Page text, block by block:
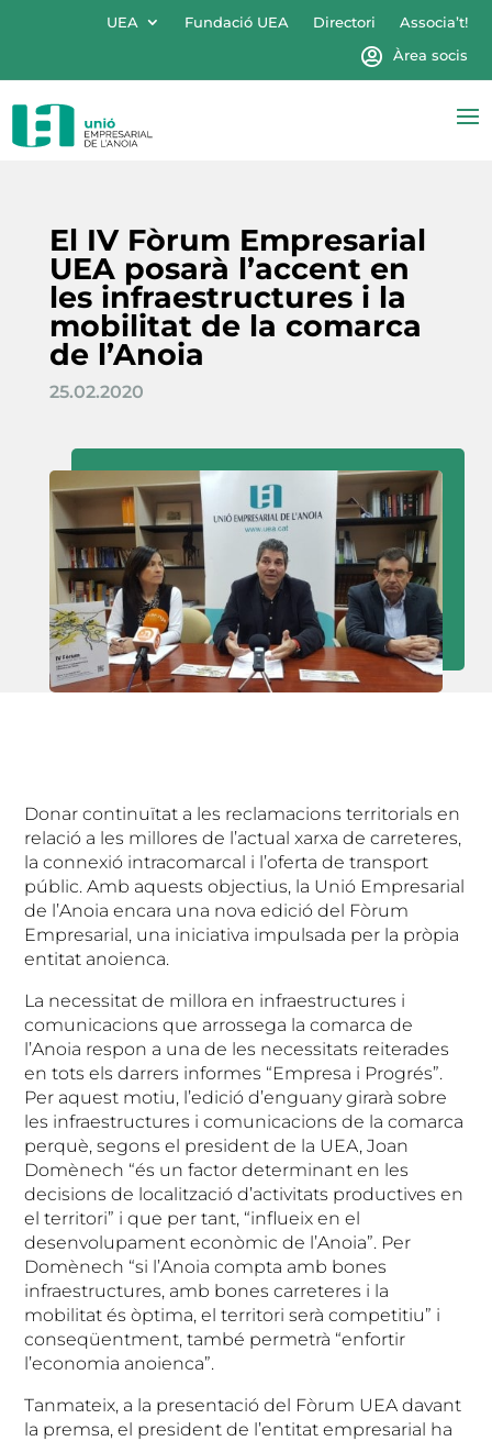
UEA Fundació UEA Directori
Associa’t!
Àrea socis
El IV Fòrum Empresarial
UEA posarà l’accent en
les infraestructures i la
mobilitat de la comarca
de l’Anoia
25.02.2020
Donar continuïtat a les reclamacions territorials en
relació a les millores de l’actual xarxa de carreteres,
la connexió intracomarcal i l’oferta de transport
públic. Amb aquests objectius, la Unió Empresarial
de l’Anoia encara una nova edició del Fòrum
Empresarial, una iniciativa impulsada per la pròpia
entitat anoienca.
La necessitat de millora en infraestructures i
comunicacions que arrossega la comarca de
l’Anoia respon a una de les necessitats reiterades
en tots els darrers informes “Empresa i Progrés”.
Per aquest motiu, l’edició d’enguany girarà sobre
les infraestructures i comunicacions de la comarca
perquè, segons el president de la UEA, Joan
Domènech “és un factor determinant en les
decisions de localització d’activitats productives en
el territori” i que per tant, “influeix en el
desenvolupament econòmic de l’Anoia”. Per
Domènech “si l’Anoia compta amb bones
infraestructures, amb bones carreteres i la
mobilitat és òptima, el territori serà competitiu” i
conseqüentment, també permetrà “enfortir
l’economia anoienca”.
Tanmateix, a la presentació del Fòrum UEA davant
la premsa, el president de l’entitat empresarial ha